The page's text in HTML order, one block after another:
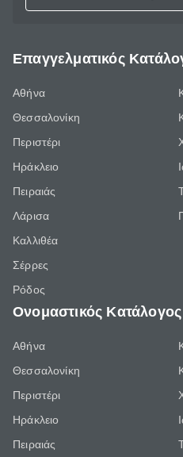
Επαγγελματικός
Αθήνα
Θεσσαλονίκη
Περιστέρι
Ηράκλειο
Πειραιάς
Λάρισα
Καλλιθέα
Σέρρες
Ρόδος
Ονομαστικός Κατάλογος
Αθήνα
Θεσσαλονίκη
Περιστέρι
Ηράκλειο
Πειραιάς